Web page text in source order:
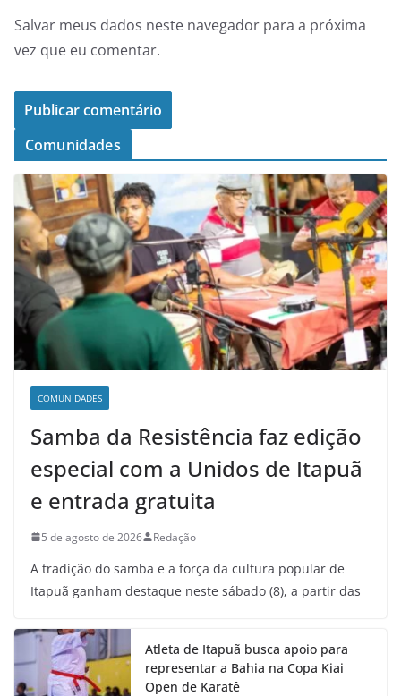
Salvar meus dados neste navegador para a próxima
vez que eu comentar.
Comunidades
COMUNIDADES
Samba da Resistência faz edição
especial com a Unidos de Itapuã
e entrada gratuita
5 de agosto de 2026 Redação
A tradição do samba e a força da cultura popular de
Itapuã ganham destaque neste sábado (8), a partir das
Atleta de Itapuã busca apoio para
representar a Bahia na Copa Kiai
Open de Karatê